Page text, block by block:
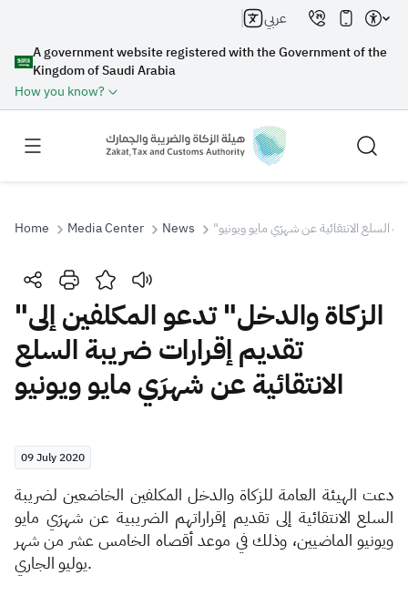
A government website registered with the Government of the
Kingdom of Saudi Arabia
How you know?
عربي
Search
Search Search AI
Suggestions
Zakat
Real Estate Transactions
Home Media Center News السلع الانتقائية عن شهرَي مايو ويونيو
"الزكاة والدخل" تدعو المكلفين إلى
تقديم إقرارات ضريبة السلع
الانتقائية عن شهرَي مايو ويونيو
09 July 2020
دعت الهيئة العامة للزكاة والدخل المكلفين الخاضعين لضريبة
السلع الانتقائية إلى تقديم إقراراتهم الضريبية عن شهرَي مايو
ويونيو الماضيين، وذلك في موعد أقصاه الخامس عشر من شهر
يوليو الجاري.